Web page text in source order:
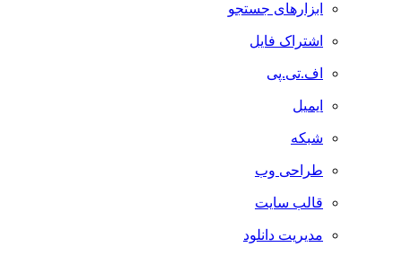
ابزارهای جستجو
اشتراک فایل
اف.تی.پی
ایمیل
شبکه
طراحی وب
قالب سایت
مدیریت دانلود